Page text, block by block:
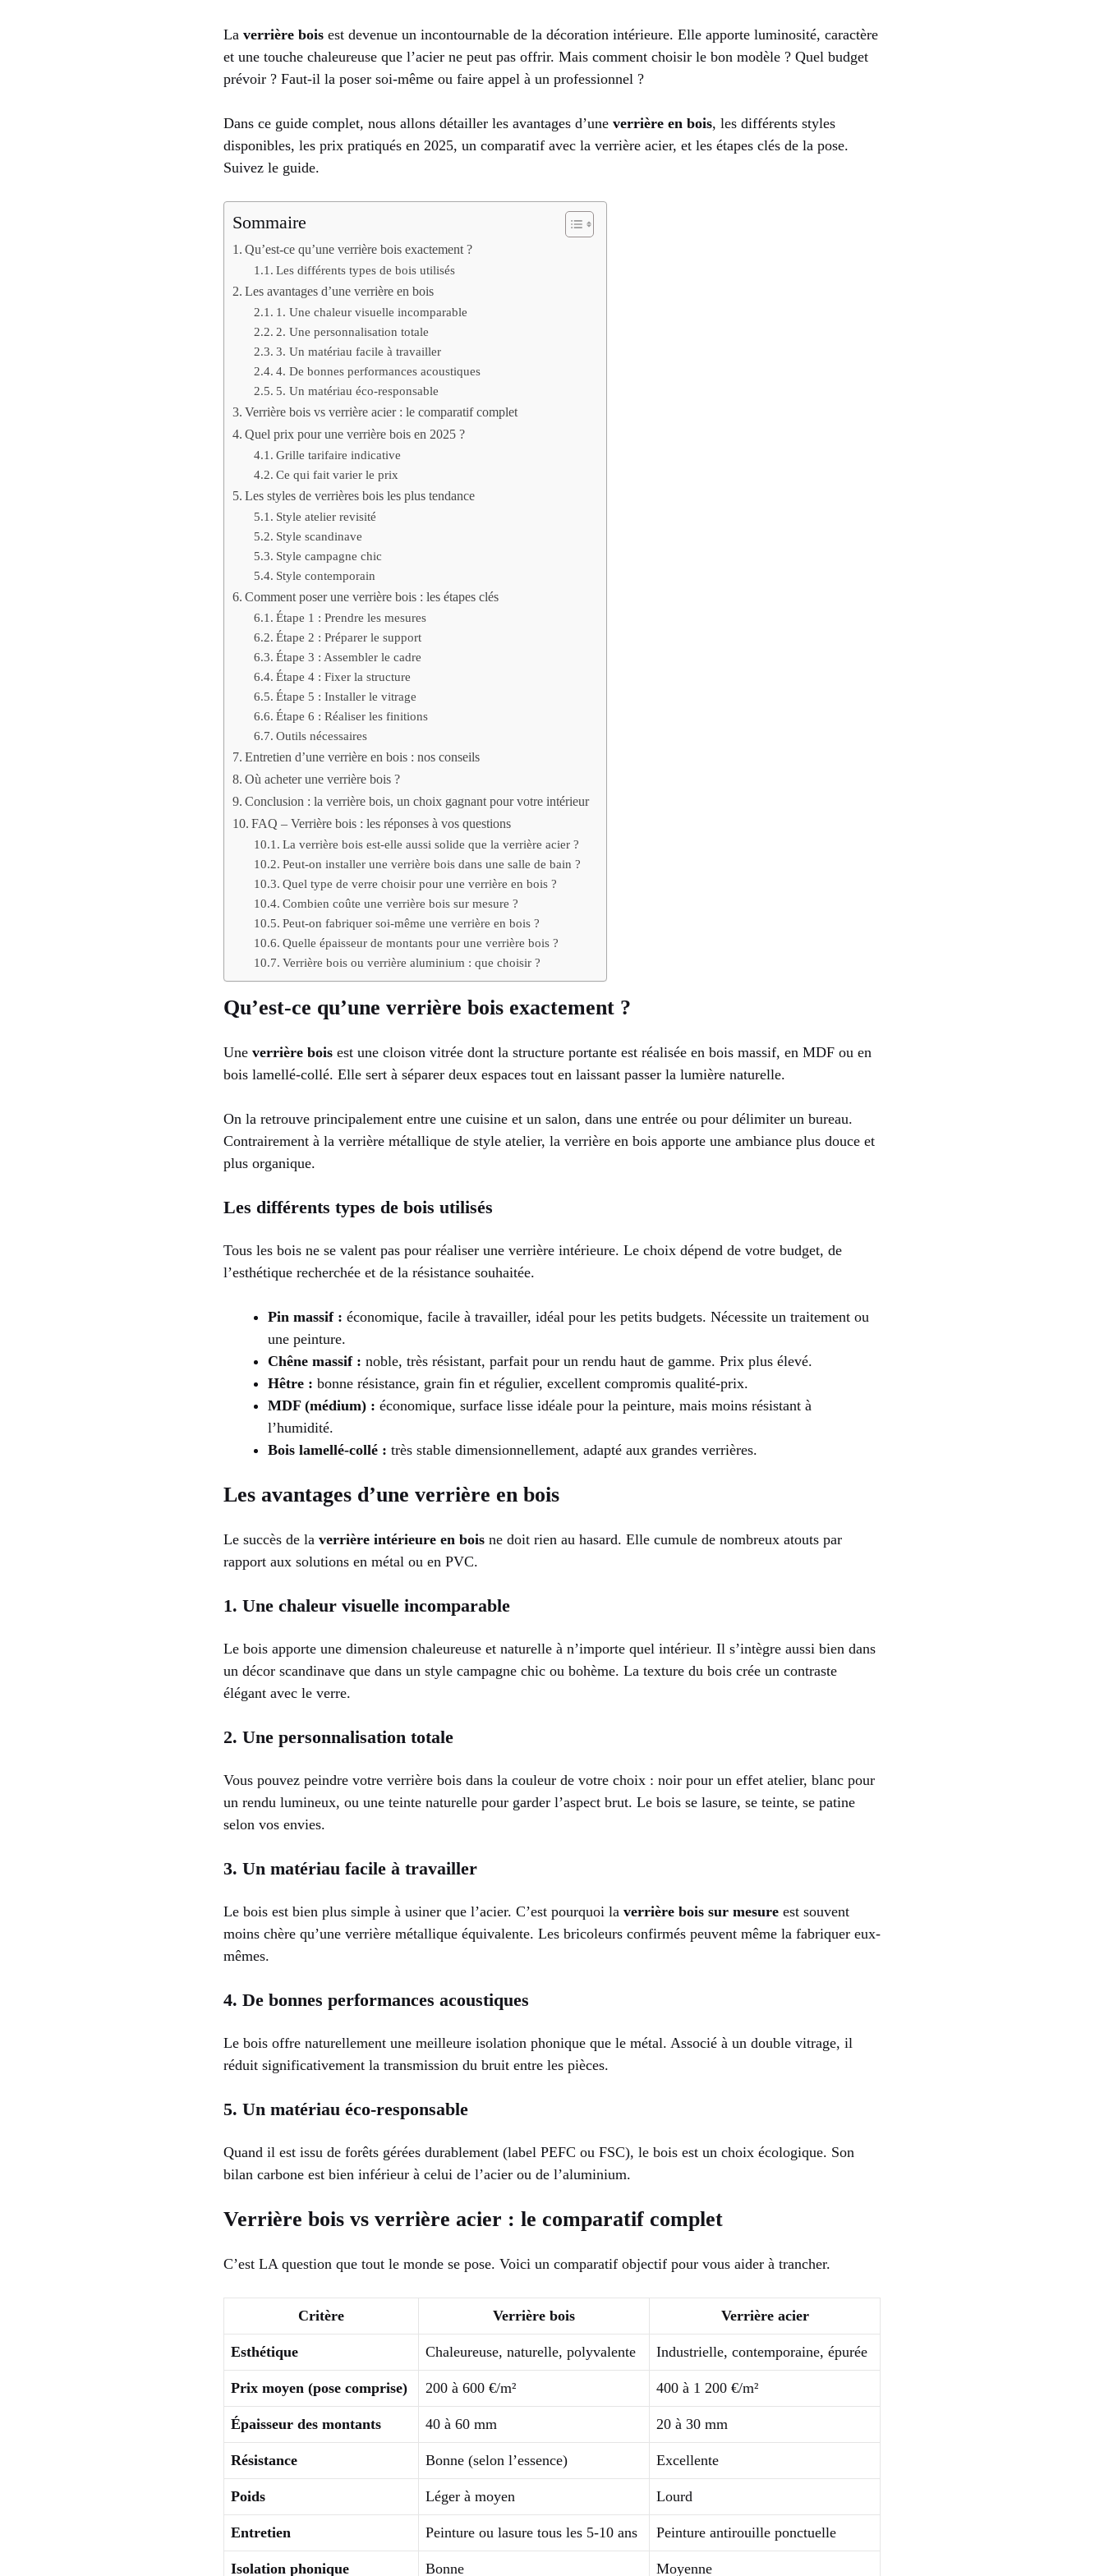
La verrière bois est devenue un incontournable de la décoration intérieure. Elle apporte luminosité, caractère
et une touche chaleureuse que l’acier ne peut pas offrir. Mais comment choisir le bon modèle ? Quel budget
prévoir ? Faut-il la poser soi-même ou faire appel à un professionnel ?
Dans ce guide complet, nous allons détailler les avantages d’une verrière en bois, les différents styles
disponibles, les prix pratiqués en 2025, un comparatif avec la verrière acier, et les étapes clés de la pose.
Suivez le guide.
Sommaire
Qu’est-ce qu’une verrière bois exactement ?
Les différents types de bois utilisés
Les avantages d’une verrière en bois
1. Une chaleur visuelle incomparable
2. Une personnalisation totale
3. Un matériau facile à travailler
4. De bonnes performances acoustiques
5. Un matériau éco-responsable
Verrière bois vs verrière acier : le comparatif complet
Quel prix pour une verrière bois en 2025 ?
Grille tarifaire indicative
Ce qui fait varier le prix
Les styles de verrières bois les plus tendance
Style atelier revisité
Style scandinave
Style campagne chic
Style contemporain
Comment poser une verrière bois : les étapes clés
Étape 1 : Prendre les mesures
Étape 2 : Préparer le support
Étape 3 : Assembler le cadre
Étape 4 : Fixer la structure
Étape 5 : Installer le vitrage
Étape 6 : Réaliser les finitions
Outils nécessaires
Entretien d’une verrière en bois : nos conseils
Où acheter une verrière bois ?
Conclusion : la verrière bois, un choix gagnant pour votre intérieur
FAQ – Verrière bois : les réponses à vos questions
La verrière bois est-elle aussi solide que la verrière acier ?
Peut-on installer une verrière bois dans une salle de bain ?
Quel type de verre choisir pour une verrière en bois ?
Combien coûte une verrière bois sur mesure ?
Peut-on fabriquer soi-même une verrière en bois ?
Quelle épaisseur de montants pour une verrière bois ?
Verrière bois ou verrière aluminium : que choisir ?
Qu’est-ce qu’une verrière bois exactement ?
Une verrière bois est une cloison vitrée dont la structure portante est réalisée en bois massif, en MDF ou en
bois lamellé-collé. Elle sert à séparer deux espaces tout en laissant passer la lumière naturelle.
On la retrouve principalement entre une cuisine et un salon, dans une entrée ou pour délimiter un bureau.
Contrairement à la verrière métallique de style atelier, la verrière en bois apporte une ambiance plus douce et
plus organique.
Les différents types de bois utilisés
Tous les bois ne se valent pas pour réaliser une verrière intérieure. Le choix dépend de votre budget, de
l’esthétique recherchée et de la résistance souhaitée.
Pin massif : économique, facile à travailler, idéal pour les petits budgets. Nécessite un traitement ou
une peinture.
Chêne massif : noble, très résistant, parfait pour un rendu haut de gamme. Prix plus élevé.
Hêtre : bonne résistance, grain fin et régulier, excellent compromis qualité-prix.
MDF (médium) : économique, surface lisse idéale pour la peinture, mais moins résistant à
l’humidité.
Bois lamellé-collé : très stable dimensionnellement, adapté aux grandes verrières.
Les avantages d’une verrière en bois
Le succès de la verrière intérieure en bois ne doit rien au hasard. Elle cumule de nombreux atouts par
rapport aux solutions en métal ou en PVC.
1. Une chaleur visuelle incomparable
Le bois apporte une dimension chaleureuse et naturelle à n’importe quel intérieur. Il s’intègre aussi bien dans
un décor scandinave que dans un style campagne chic ou bohème. La texture du bois crée un contraste
élégant avec le verre.
2. Une personnalisation totale
Vous pouvez peindre votre verrière bois dans la couleur de votre choix : noir pour un effet atelier, blanc pour
un rendu lumineux, ou une teinte naturelle pour garder l’aspect brut. Le bois se lasure, se teinte, se patine
selon vos envies.
3. Un matériau facile à travailler
Le bois est bien plus simple à usiner que l’acier. C’est pourquoi la verrière bois sur mesure est souvent
moins chère qu’une verrière métallique équivalente. Les bricoleurs confirmés peuvent même la fabriquer eux-
mêmes.
4. De bonnes performances acoustiques
Le bois offre naturellement une meilleure isolation phonique que le métal. Associé à un double vitrage, il
réduit significativement la transmission du bruit entre les pièces.
5. Un matériau éco-responsable
Quand il est issu de forêts gérées durablement (label PEFC ou FSC), le bois est un choix écologique. Son
bilan carbone est bien inférieur à celui de l’acier ou de l’aluminium.
Verrière bois vs verrière acier : le comparatif complet
C’est LA question que tout le monde se pose. Voici un comparatif objectif pour vous aider à trancher.
Critère Verrière bois Verrière acier
Esthétique Chaleureuse, naturelle, polyvalente Industrielle, contemporaine, épurée
Prix moyen (pose comprise) 200 à 600 €/m² 400 à 1 200 €/m²
Épaisseur des montants 40 à 60 mm 20 à 30 mm
Résistance Bonne (selon l’essence) Excellente
Poids Léger à moyen Lourd
Entretien Peinture ou lasure tous les 5-10 ans Peinture antirouille ponctuelle
Isolation phonique Bonne Moyenne